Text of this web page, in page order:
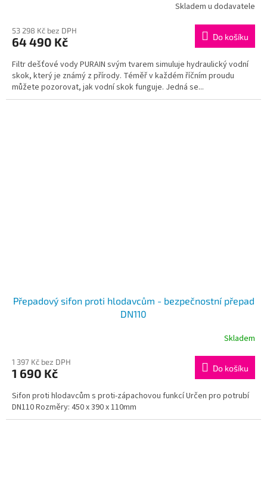
Skladem u dodavatele
53 298 Kč bez DPH
64 490 Kč Do košíku
Filtr dešťové vody PURAIN svým tvarem simuluje hydraulický vodní
skok, který je známý z přírody. Téměř v každém říčním proudu
můžete pozorovat, jak vodní skok funguje. Jedná se...
Přepadový sifon proti hlodavcům - bezpečnostní přepad
DN110
Skladem
1 397 Kč bez DPH
1 690 Kč Do košíku
Sifon proti hlodavcům s proti-zápachovou funkcí Určen pro potrubí
DN110 Rozměry: 450 x 390 x 110mm